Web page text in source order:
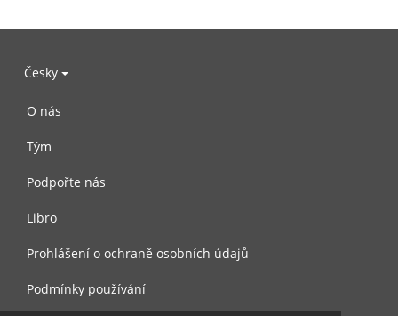
Česky
O nás
Tým
Podpořte nás
Libro
Prohlášení o ochraně osobních údajů
Podmínky používání